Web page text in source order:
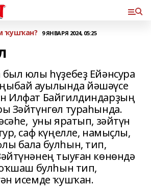
ҡушҡан? 9 ЯНВАРЯ 2024, 05:25
был юлы һүҙебеҙ Ейәнсура
ауылында йәшәүсе
Илфат Байгилдиндарҙың
Зәйтүнгөл тураһында.
уны яратып, зәйтүн
саф күңелле, намыҫлы,
бала булһын, тип,
тыуған көнөндә
оҡшаш булһын тип,
исемде ҡушҡан.